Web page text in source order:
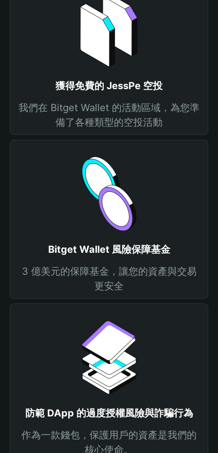
獲得免費的 JessPe 空投
我們在 Bitget Wallet 的活動區域，為您準
備了各種類型的空投活動
Bitget Wallet 風險保障基金
3 億美元的保障基金，讓您的資產與交易
更安全
防範 DApp 的過度授權風險與詐騙行為
作為一款錢包，保護用戶的資產是我們的
核心使命。